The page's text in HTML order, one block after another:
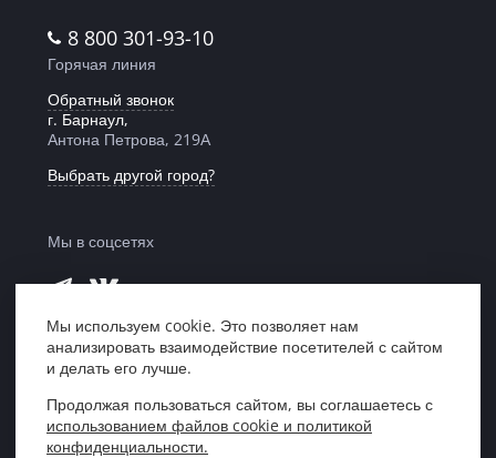
8 800 301-93-10
Горячая линия
Обратный звонок
г. Барнаул,
Антона Петрова, 219А
Выбрать другой город?
Мы в соцсетях
Мы в рейтинге
«Право 300»
Центр правовой поддержки «ЮрИнвест»,
Кемерово, 2007—2026
Мы используем cookie. Это позволяет нам
анализировать взаимодействие посетителей с сайтом
и делать его лучше.
Продолжая пользоваться сайтом, вы соглашаетесь с
использованием файлов cookie и политикой
конфиденциальности.